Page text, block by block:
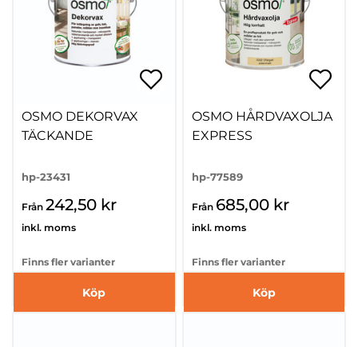
OSMO DEKORVAX
TÄCKANDE
hp-23431
Från 242,50 kr
inkl. moms
Finns fler varianter
Köp
OSMO HÅRDVAXOLJA
EXPRESS
hp-77589
Från 685,00 kr
inkl. moms
Finns fler varianter
Köp